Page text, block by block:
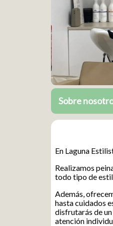
Sobre
En Laguna
Realizamos
todo tipo de
Además,
hasta cuidados
disfrutarás de
atención